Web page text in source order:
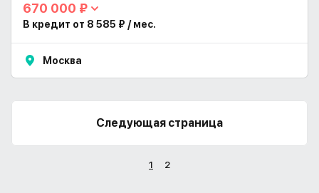
670 000 ₽
В кредит от 8 585 ₽ / мес.
Москва
Следующая страница
1 2